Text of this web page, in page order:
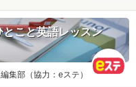
こと英語レッスン
編集部（協力：eステ）